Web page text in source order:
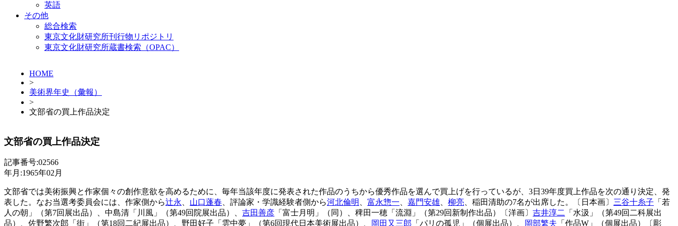
英語
その他
総合検索
東京文化財研究所刊行物リポジトリ
東京文化財研究所蔵書検索（OPAC）
HOME
>
美術界年史（彙報）
>
文部省の買上作品決定
文部省の買上作品決定
記事番号:02566
年月:1965年02月
文部省では美術振興と作家個々の創作意欲を高めるために、毎年当該年度に発表された作品のうちから優秀作品を選んで買上げを行っているが、3日39年度買上作品を次の通り決定、発
表した。なお当選考委員会には、作家側から辻永 山口蓬春 、評論家・学識経験者側から河北倫明 富永惣一 嘉門安雄 柳亮 、稲田清助の7名が出席した。〔日本画〕 三谷十糸子 「若
人の朝」（第7回展出品）、中島清「川風」（第49回院展出品）、 吉田善彦 「富士月明」（同）、稗田一穂「流淵」（第29回新制作出品）〔洋画〕 吉井淳二
「水汲」（第49回二科展出
品）、佐野繁次郎「街」（第18回二紀展出品）、野田好子「雲中夢」（第6回現代日本美術展出品）、
岡田又三郎 「パリの孤児」（個展出品）、 岡部繁夫 「作品W」（個展出品）〔彫